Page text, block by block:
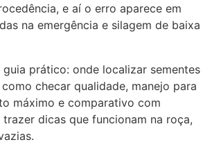
e aí o erro aparece em
na emergência e silagem de baixa
prático: onde localizar sementes
checar qualidade, manejo para
máximo e comparativo com
dicas que funcionam na roça,